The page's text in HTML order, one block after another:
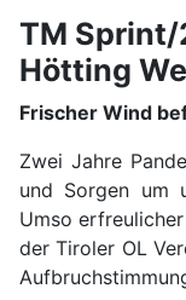
TM Sprint/
Hötting
Frischer Wind
Zwei Jahre
und Sorgen um
Umso
der Tiroler OL